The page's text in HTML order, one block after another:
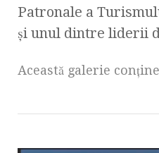
Patronale a
şi unul dintre liderii
Această galerie